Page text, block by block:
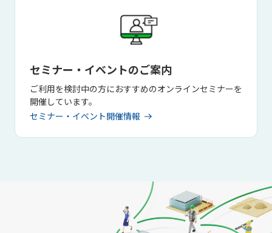
セミナー・イベントのご案内
ご利用を検討中の方におすすめのオンラインセミナーを
開催しています。
セミナー・イベント開催情報